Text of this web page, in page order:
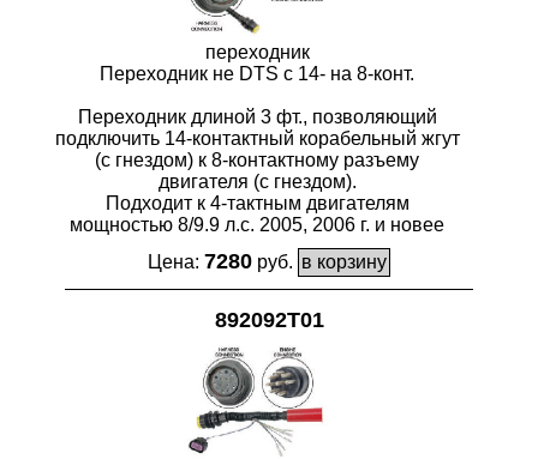
переходник
Переходник не DTS с 14- на 8-конт.
Переходник длиной 3 фт., позволяющий
подключить 14-контактный корабельный жгут
(с гнездом) к 8-контактному разъему
двигателя (с гнездом).
Подходит к 4-тактным двигателям
мощностью 8/9.9 л.с. 2005, 2006 г. и новее
Цена: 7280 руб.
892092T01